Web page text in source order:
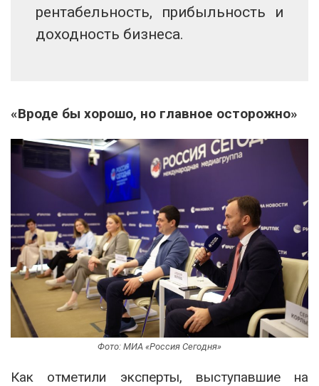
рентабельность, прибыльность и
доходность бизнеса.
«Вроде бы хорошо, но главное осторожно»
Фото: МИА «Россия Сегодня»
Как отметили эксперты, выступавшие на